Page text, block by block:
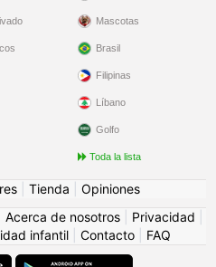
Mascotas
Brasil
Filipinas
Líbano
Golfo
Toda la lista
Tienda
Opiniones
Acerca de nosotros Privacidad
infantil Contacto FAQ